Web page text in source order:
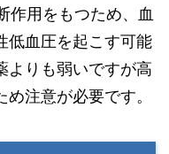
作用をもつため、血
低血圧を起こす可能
よりも弱いですが高
注意が必要です。